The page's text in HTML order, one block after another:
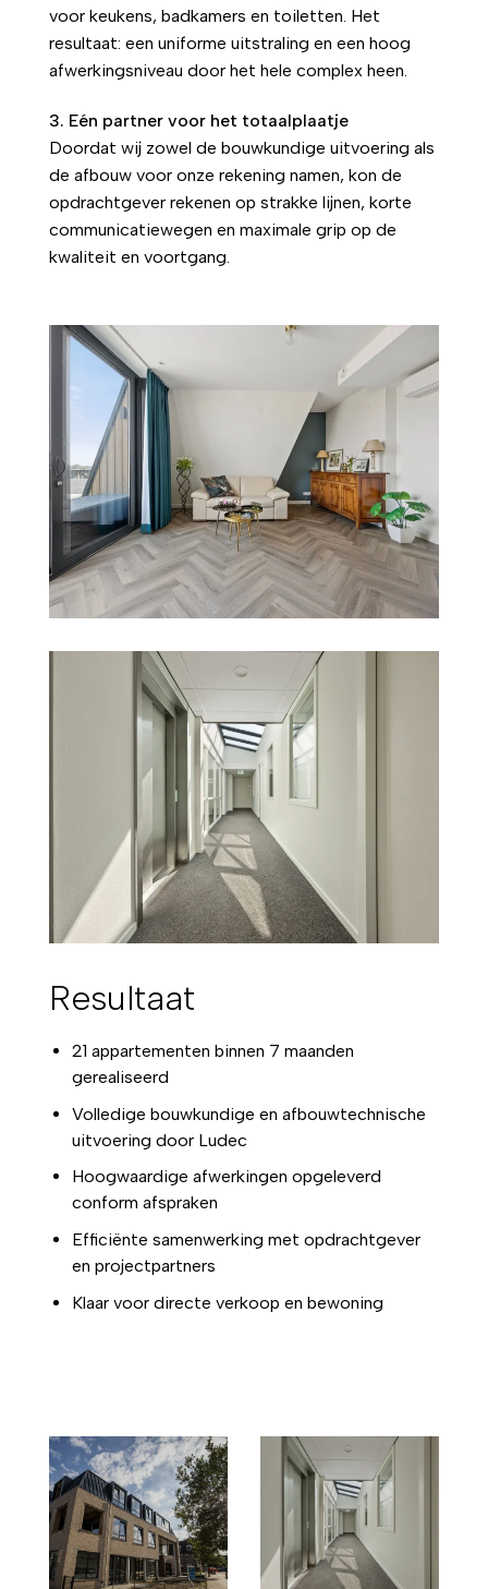
voor keukens, badkamers en toiletten. Het
resultaat: een uniforme uitstraling en een hoog
afwerkingsniveau door het hele complex heen.
3. Eén partner voor het totaalplaatje
Doordat wij zowel de bouwkundige uitvoering als
de afbouw voor onze rekening namen, kon de
opdrachtgever rekenen op strakke lijnen, korte
communicatiewegen en maximale grip op de
kwaliteit en voortgang.
Resultaat
21 appartementen binnen 7 maanden
gerealiseerd
Volledige bouwkundige en afbouwtechnische
uitvoering door Ludec
Hoogwaardige afwerkingen opgeleverd
conform afspraken
Efficiënte samenwerking met opdrachtgever
en projectpartners
Klaar voor directe verkoop en bewoning